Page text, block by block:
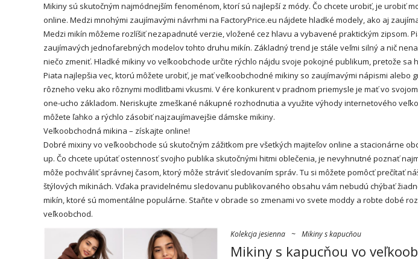
Mikiny sú skutočným najmódnejším fenoménom, ktorí sú najlepší z módy. Čo chcete urobiť, je urobiť
online. Medzi mnohými zaujímavými návrhmi na FactoryPrice.eu nájdete hladké modely, ako aj
Medzi mikín môžeme rozlíšiť nezapadnuté verzie, vložené cez hlavu a vybavené praktickým zipsom.
zaujímavých jednofarebných modelov tohto druhu mikín. Základný trend je stále veľmi silný a nič
niečo zmeniť. Hladké mikiny vo veľkoobchode určite rýchlo nájdu svoje pokojné publikum, pretože sa
Piata najlepšia vec, ktorú môžete urobiť, je mať veľkoobchodné mikiny so zaujímavými nápismi alebo
rôzneho veku ako rôznymi modlitbami vkusmi. V ére konkurent v pradnom priemysle je mať vo
one-ucho základom. Neriskujte zmeškané nákupné rozhodnutia a využite výhody internetového
môžete ľahko a rýchlo zásobiť najzaujímavejšie dámske mikiny.
Veľkoobchodná mikina – získajte online!
Dobré mixiny vo veľkoobchode sú skutočným zážitkom pre všetkých majiteľov online a stacionárne
up. Čo chcete upútať ostennosť svojho publika skutočnými hitmi oblečenia, je nevyhnutné poznať
môže pochváliť správnej časom, ktorý môže stráviť sledovaním správ. Tu si môžete pomôcť prečítať
štýlových mikinách. Vďaka pravidelnému sledovanu publikovaného obsahu vám nebudú chýbať
mikín, ktoré sú momentálne populárne. Staňte v obrade so zmenami vo svete moddy a robte dobé
veľkoobchod.
Kolekcja jesienna ~ Mikiny s kapucňou
Mikiny s kapucňou vo